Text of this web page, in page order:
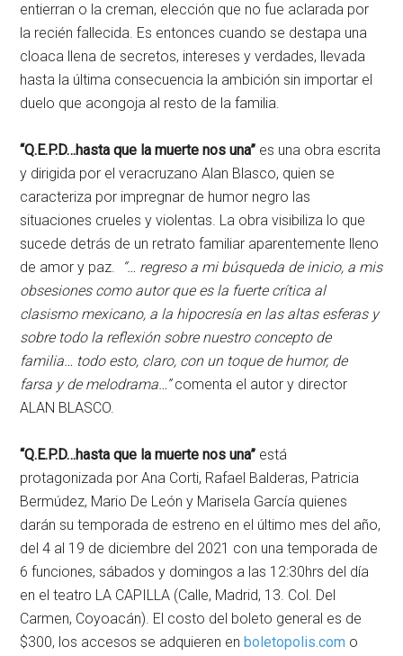
entierran o la creman, elección que no fue aclarada por
la recién fallecida. Es entonces cuando se destapa una
cloaca llena de secretos, intereses y verdades, llevada
hasta la última consecuencia la ambición sin importar el
duelo que acongoja al resto de la familia.
“Q.E.P.D…hasta que la muerte nos una” es una obra escrita
y dirigida por el veracruzano Alan Blasco, quien se
caracteriza por impregnar de humor negro las
situaciones crueles y violentas. La obra visibiliza lo que
sucede detrás de un retrato familiar aparentemente lleno
de amor y paz.
“… regreso a mi búsqueda de inicio, a mis
obsesiones como autor que es la fuerte crítica al
clasismo mexicano, a la hipocresía en las altas esferas y
sobre todo la reflexión sobre nuestro concepto de
familia… todo esto, claro, con un toque de humor, de
farsa y de melodrama…”comenta el autor y director
ALAN BLASCO.
“Q.E.P.D…hasta que la muerte nos una” está
protagonizada por Ana Corti, Rafael Balderas, Patricia
Bermúdez, Mario De León y Marisela García quienes
darán su temporada de estreno en el último mes del año,
del 4 al 19 de diciembre del 2021 con una temporada de
6 funciones, sábados y domingos a las 12:30hrs del día
en el teatro LA CAPILLA (Calle, Madrid, 13. Col. Del
Carmen, Coyoacán). El costo del boleto general es de
$300, los accesos se adquieren en boletopolis.com o